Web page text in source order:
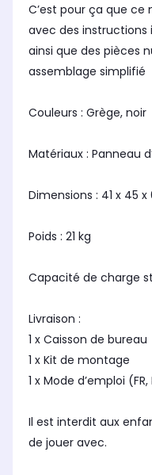
C’est pour ça que ce
avec des instructions
ainsi que des pièces
assemblage simplifié
Couleurs : Grège, noir
Matériaux : Panneau
Dimensions : 41 x 45
Poids : 21 kg
Capacité de charge
Livraison :
1 x Caisson de bureau
1 x Kit de montage
1 x Mode d’emploi (FR,
Il est interdit aux
de jouer avec.